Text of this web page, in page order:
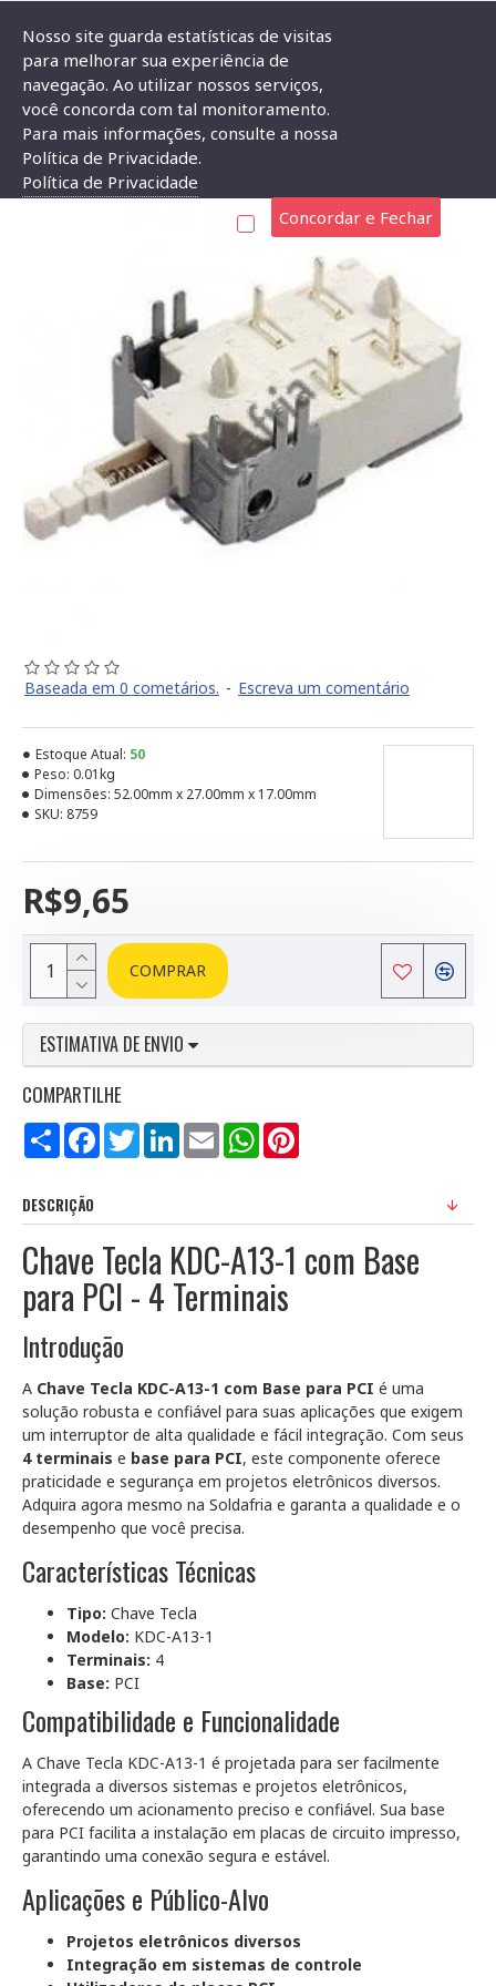
Chave Tecla KDC-A13-1 Com Base Para PCI 4T
CHAVE TECLA KDC-A13-1 COM BASE PARA PCI 4T
Baseada em 0 cometários. - Escreva um comentário
R$9,65
Estoque Atual: 50
Peso: 0.01kg
Dimensões: 52.00mm x 27.00mm x 17.00mm
SKU: 8759
COMPRAR
ESTIMATIVA DE ENVIO
COMPARTILHE
Compartilhar
FacebookTwitterLinkedInEmail WhatsApp
DESCRIÇÃO
Chave Tecla KDC-A13-1 com Base
para PCI - 4 Terminais
Introdução
A Chave Tecla KDC-A13-1 com Base para PCI é uma
solução robusta e confiável para suas aplicações que exigem
um interruptor de alta qualidade e fácil integração. Com seus
4 terminais e base para PCI, este componente oferece
praticidade e segurança em projetos eletrônicos diversos.
Adquira agora mesmo na Soldafria e garanta a qualidade e o
desempenho que você precisa.
Características Técnicas
Tipo: Chave Tecla
Modelo: KDC-A13-1
Terminais: 4
Base: PCI
Compatibilidade e Funcionalidade
A Chave Tecla KDC-A13-1 é projetada para ser facilmente
integrada a diversos sistemas e projetos eletrônicos,
oferecendo um acionamento preciso e confiável. Sua base
para PCI facilita a instalação em placas de circuito impresso,
garantindo uma conexão segura e estável.
Aplicações e Público-Alvo
Projetos eletrônicos diversos
Integração em sistemas de controle
Nosso site guarda estatísticas de visitas
para melhorar sua experiência de
navegação. Ao utilizar nossos serviços,
você concorda com tal monitoramento.
Para mais informações, consulte a nossa
Política de Privacidade.
Política de Privacidade
Concordar e Fechar